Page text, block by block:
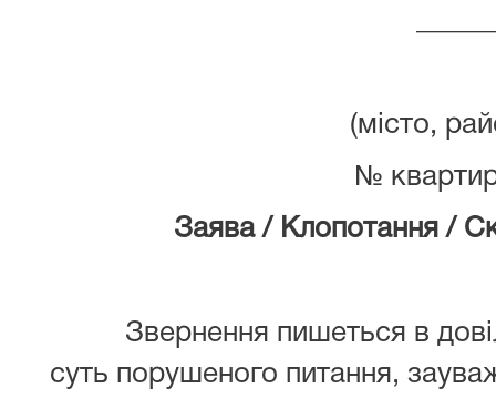
(місто,
№
Заява / Клопотання /
Звернення пишеться в
суть порушеного питання,